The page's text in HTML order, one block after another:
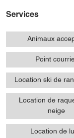
Services
Animaux
Point
Location ski de
Location de
neige
Location de